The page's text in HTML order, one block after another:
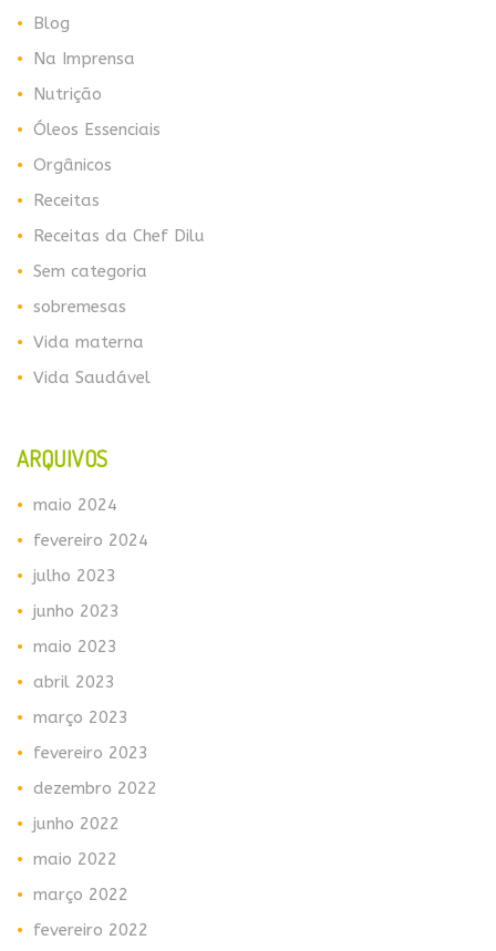
Blog
Na Imprensa
Nutrição
Óleos Essenciais
Orgânicos
Receitas
Receitas da Chef Dilu
Sem categoria
sobremesas
Vida materna
Vida Saudável
ARQUIVOS
maio 2024
fevereiro 2024
julho 2023
junho 2023
maio 2023
abril 2023
março 2023
fevereiro 2023
dezembro 2022
junho 2022
maio 2022
março 2022
fevereiro 2022